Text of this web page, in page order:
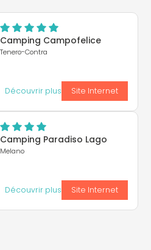
Camping Campofelice
Tenero-Contra
Découvrir plus Site Internet
Camping Paradiso Lago
Melano
Découvrir plus Site Internet